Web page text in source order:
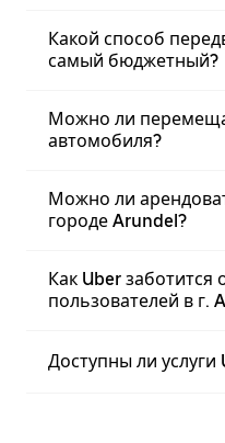
Какой способ
самый бюджетный?
Можно ли
автомобиля?
Можно ли
городе Arundel?
Как Uber заботится
пользователей в г.
Доступны ли услуги